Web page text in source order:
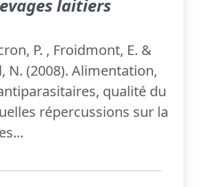
laitiers
P. , Froidmont, E. &
N. (2008). Alimentation,
qualité du
répercussions sur la